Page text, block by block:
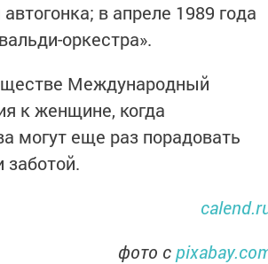
в апреле 1989 года
оркестра».
Международный
к женщине, когда
могут еще раз порадовать
фото с